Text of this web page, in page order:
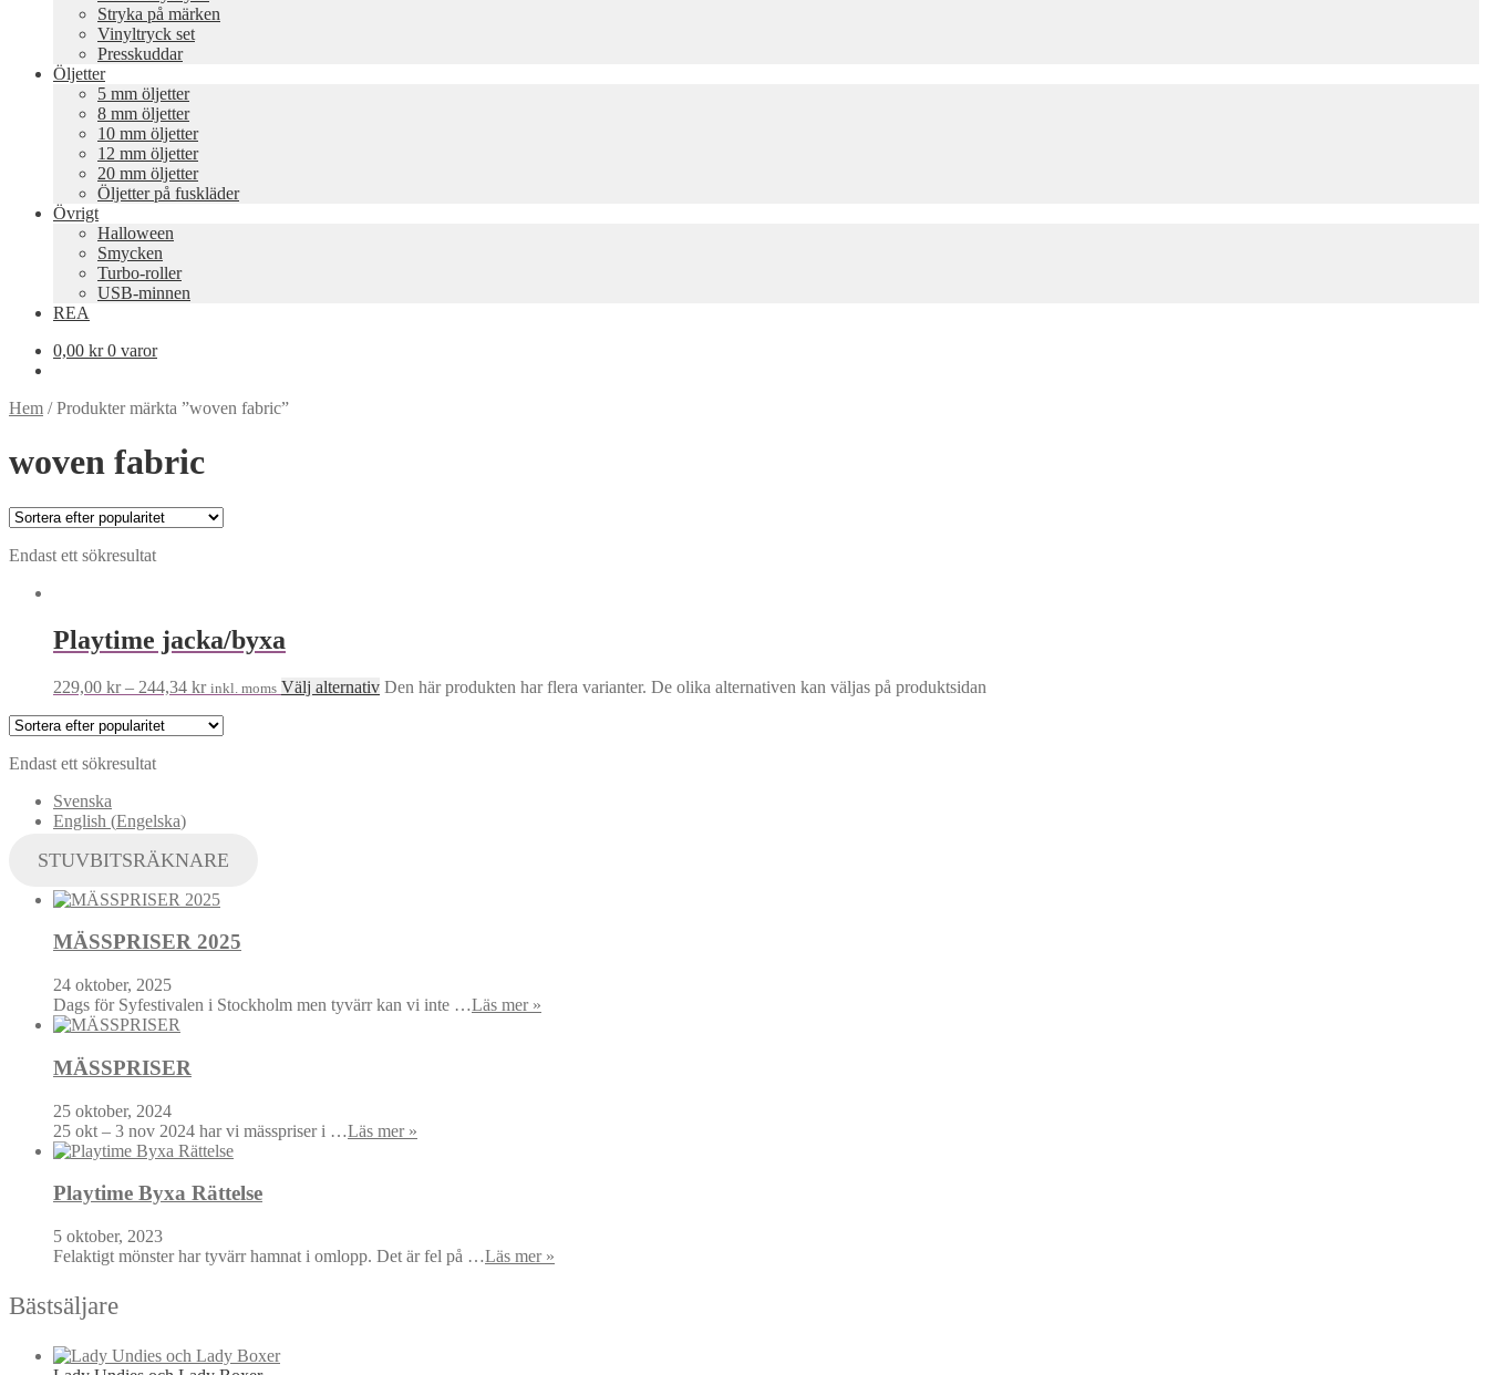
Stryka på märken
Vinyltryck set
Presskuddar
Öljetter
5 mm öljetter
8 mm öljetter
10 mm öljetter
12 mm öljetter
20 mm öljetter
Öljetter på fuskläder
Övrigt
Halloween
Smycken
Turbo-roller
USB-minnen
REA
0,00 kr 0 varor
Hem /Produkter märkta ”woven fabric”
woven fabric
Endast ett sökresultat
Playtime jacka/byxa
229,00 kr– 244,34 kr inkl. moms Välj alternativ Den här produkten har flera varianter. De olika alternativen kan väljas på produktsidan
Endast ett sökresultat
Svenska
English (Engelska)
STUVBITSRÄKNARE
MÄSSPRISER 2025
24 oktober, 2025
Dags för Syfestivalen i Stockholm men tyvärr kan vi inte …Läs mer »
MÄSSPRISER
25 oktober, 2024
25 okt – 3 nov 2024 har vi mässpriser i …Läs mer »
Playtime Byxa Rättelse
5 oktober, 2023
Felaktigt mönster har tyvärr hamnat i omlopp. Det är fel på …Läs mer »
Bästsäljare